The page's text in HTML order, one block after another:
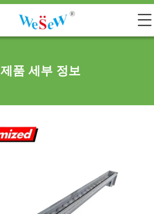
제품 세부 정보